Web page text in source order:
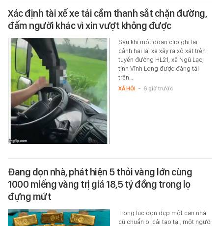
Xác định tài xế xe tải cầm thanh sắt chặn đường,
đấm người khác vì xin vượt không được
Sau khi một đoạn clip ghi lại
cảnh hai lái xe xảy ra xô xát trên
tuyến đường HL21, xã Ngũ Lạc,
tỉnh Vĩnh Long được đăng tải
trên…
XÃ HỘI - 6 giờ trước
Đang dọn nhà, phát hiện 5 thỏi vàng lớn cùng
1000 miếng vàng trị giá 18,5 tỷ đồng trong lọ
đựng mứt
Trong lúc dọn dẹp một căn nhà
cũ chuẩn bị cải tạo tại, một người